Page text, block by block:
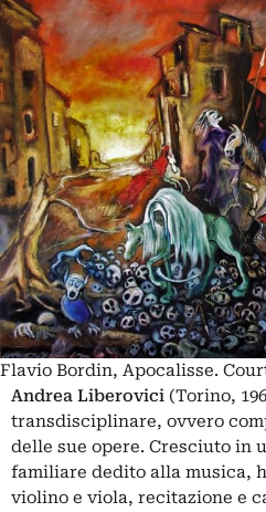
Flavio Bordin, Apocalisse.
Andrea Liberovici (Torino,
transdisciplinare, ovvero
delle sue opere. Cresciuto in
familiare dedito alla musica,
violino e viola, recitazione e